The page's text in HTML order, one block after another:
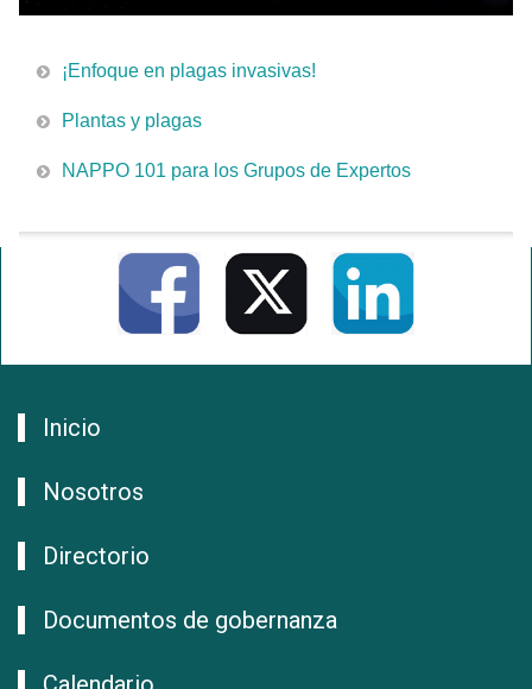
¡Enfoque en plagas invasivas!
Plantas y plagas
NAPPO 101 para los Grupos de Expertos
Inicio
Nosotros
Directorio
Documentos de gobernanza